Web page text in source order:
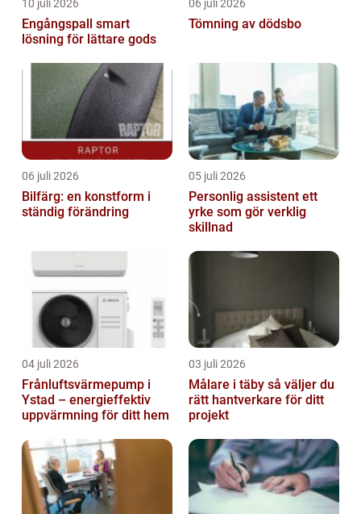
10 juli 2026
Engångspall smart
lösning för lättare gods
06 juli 2026
Tömning av dödsbo
06 juli 2026
Bilfärg: en konstform i
ständig förändring
05 juli 2026
Personlig assistent ett
yrke som gör verklig
skillnad
04 juli 2026
Frånluftsvärmepump i
Ystad – energieffektiv
uppvärmning för ditt hem
03 juli 2026
Målare i täby så väljer du
rätt hantverkare för ditt
projekt